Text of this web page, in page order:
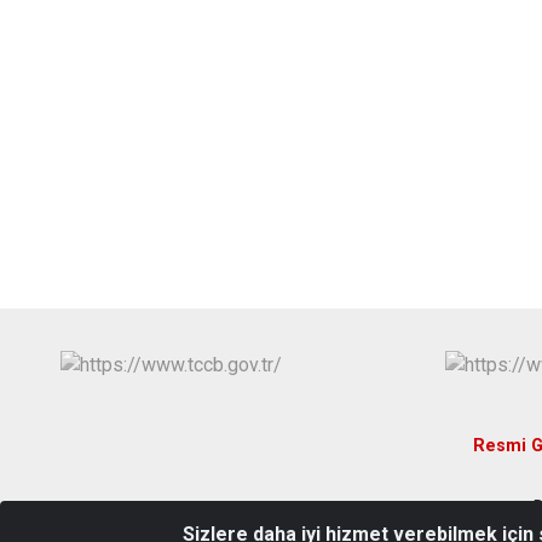
Resmi
Sizlere daha iyi hizmet verebilmek